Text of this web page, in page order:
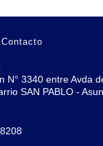
N° 3340 entre Avda
SAN PABLO -